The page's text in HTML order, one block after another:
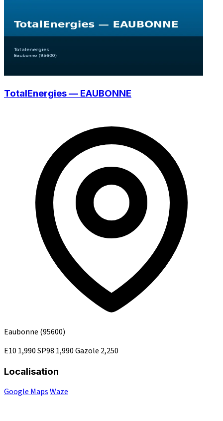
TotalEnergies — EAUBONNE
Eaubonne (95600)
E10 1,990SP98 1,990Gazole 2,250
Localisation
Google MapsWaze